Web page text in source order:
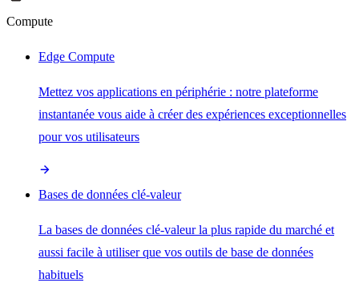
Compute
Edge Compute
Mettez vos applications en périphérie : notre plateforme
instantanée vous aide à créer des expériences exceptionnelles
pour vos utilisateurs
Bases de données clé-valeur
La bases de données clé-valeur la plus rapide du marché et
aussi facile à utiliser que vos outils de base de données
habituels